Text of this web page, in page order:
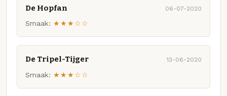
De Hopfan 06-07-2020
Smaak: ★★★☆☆
De Tripel-Tijger 13-06-2020
Smaak: ★★★☆☆